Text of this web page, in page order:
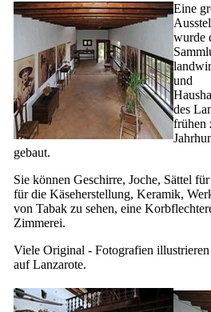
Eine
wurde
und
des
frühen
gebaut.
Sie können Geschirre, Joche, Sättel
für die Käseherstellung, Keramik,
von Tabak zu sehen, eine
Zimmerei.
Viele Original - Fotografien
aufLanzarote.